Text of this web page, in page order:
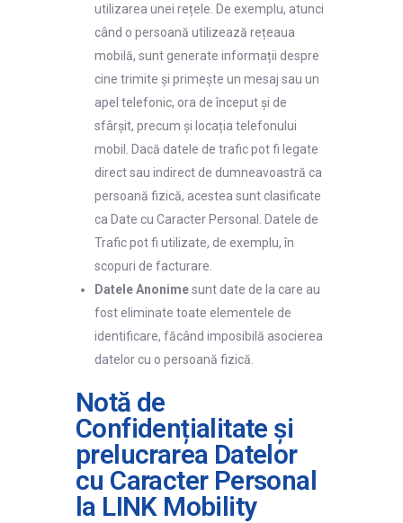
utilizarea unei rețele. De exemplu, atunci
când o persoană utilizează rețeaua
mobilă, sunt generate informații despre
cine trimite și primește un mesaj sau un
apel telefonic, ora de început și de
sfârșit, precum și locația telefonului
mobil. Dacă datele de trafic pot fi legate
direct sau indirect de dumneavoastră ca
persoană fizică, acestea sunt clasificate
ca Date cu Caracter Personal. Datele de
Trafic pot fi utilizate, de exemplu, în
scopuri de facturare.
Datele Anonimesunt date de la care au
fost eliminate toate elementele de
identificare, făcând imposibilă asocierea
datelor cu o persoană fizică.
Notă de
Confidențialitate și
prelucrarea Datelor
cu Caracter Personal
la LINK Mobility